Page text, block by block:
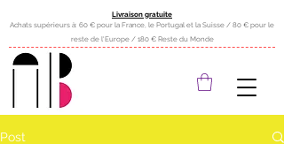
Livraison gratuite
Achats supérieurs à: 60 € pour la France, le Portugal et la Suisse / 80 € pour le
reste de l'Europe / 180 € Reste du Monde
Post